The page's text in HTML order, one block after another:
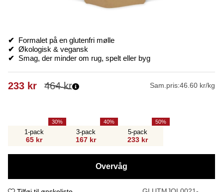
✔ Formalet på en glutenfri mølle
✔ Økologisk & vegansk
✔ Smag, der minder om rug, spelt eller byg
464kr
233 kr Sam.pris:46.60 kr/kg
1-pack
65 kr
30
3-pack
167 kr
40
5-pack
233 kr
50
Overvåg